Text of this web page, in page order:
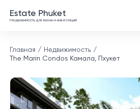
Estate Phuket
Недвижимость для жизни и инвестиций
Главная
Недвижимость
The Marin Condos Камала, Пхукет